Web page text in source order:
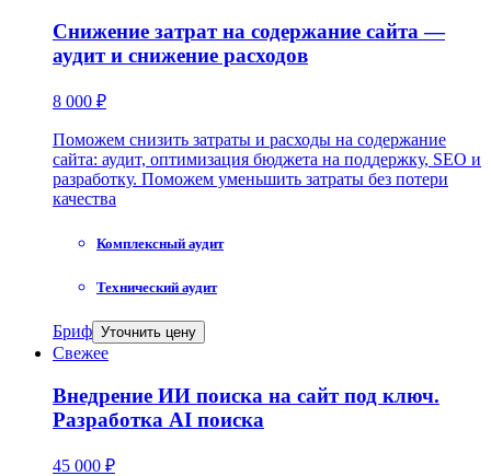
Снижение затрат на содержание сайта —
аудит и снижение расходов
8 000 ₽
Поможем снизить затраты и расходы на содержание
сайта: аудит, оптимизация бюджета на поддержку, SEO и
разработку. Поможем уменьшить затраты без потери
качества
Комплексный аудит
Технический аудит
Бриф Уточнить цену
Свежее
Внедрение ИИ поиска на сайт под ключ.
Разработка AI поиска
45 000 ₽